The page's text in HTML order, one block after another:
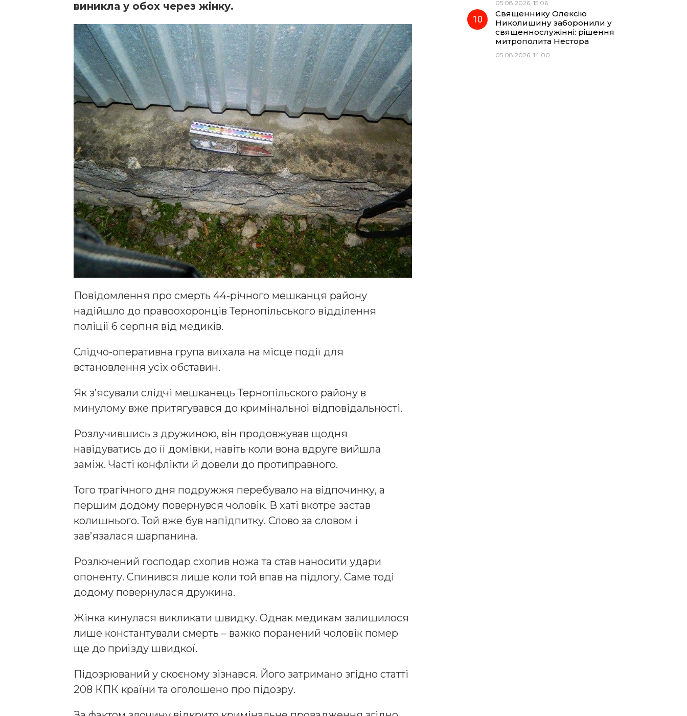
виникла у обох через жінку.
Повідомлення про смерть 44-річного мешканця району
надійшло до правоохоронців Тернопільського відділення
поліції 6 серпня від медиків.
Слідчо-оперативна група виїхала на місце події для
встановлення усіх обставин.
Як з’ясували слідчі мешканець Тернопільского району в
минулому вже притягувався до кримінальної відповідальності.
Розлучившись з дружиною, він продовжував щодня
навідуватись до її домівки, навіть коли вона вдруге вийшла
заміж. Часті конфлікти й довели до протиправного.
Того трагічного дня подружжя перебувало на відпочинку, а
першим додому повернувся чоловік. В хаті вкотре застав
колишнього. Той вже був напідпитку. Слово за словом і
зав’язалася шарпанина.
Розлючений господар схопив ножа та став наносити удари
опоненту. Спинився лише коли той впав на підлогу. Саме тоді
додому повернулася дружина.
Жінка кинулася викликати швидку. Однак медикам залишилося
лише константували смерть – важко поранений чоловік помер
ще до приїзду швидкої.
Підозрюваний у скоєному зізнався. Його затримано згідно статті
208 КПК країни та оголошено про підозру.
05.08.2026, 15:06
Священнику Олексію
Николишину заборонили у
священнослужінні: рішення
митрополита Нестора
05.08.2026, 14:00